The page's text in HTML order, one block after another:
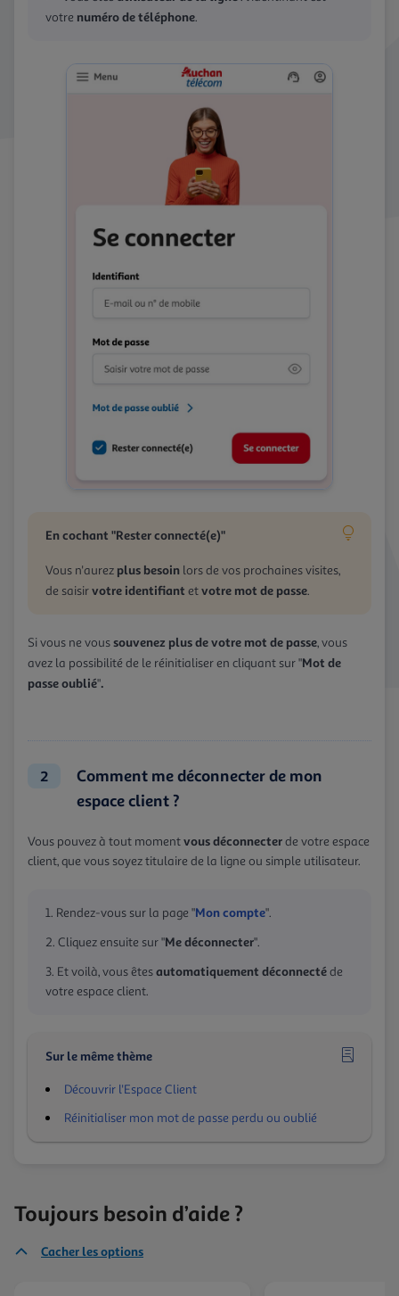
Sur le même thème
Découvrir l'Espace Client
Réinitialiser mon mot de passe perdu ou oublié
votre numéro de téléphone.
En cochant "Rester connecté(e)"
Vous n'aurez plus besoin lors de vos prochaines visites,
de saisirvotre identifiant etvotre mot de passe.
Si vous ne voussouvenez plus de votre mot de passe, vous
avez la possibilité de le réinitialiser en cliquant sur "Mot de
passe oublié".
2
Comment me déconnecter de mon
espace client ?
Vous pouvez à tout momentvous déconnecterde votre espace
client, que vous soyez titulaire de la ligne ou simple utilisateur.
Rendez-vous sur la page "Mon compte".
Cliquez ensuite sur "Me déconnecter".
Et voilà, vous êtesautomatiquement déconnectéde
votre espace client.
Toujours besoin d’aide ?
Cacher les options